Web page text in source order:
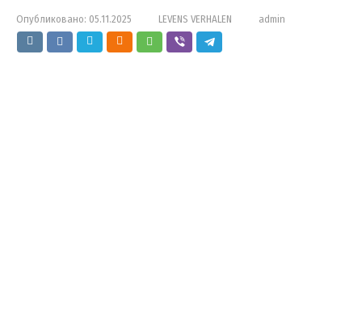
Опубликовано: 05.11.2025 LEVENS VERHALEN admin